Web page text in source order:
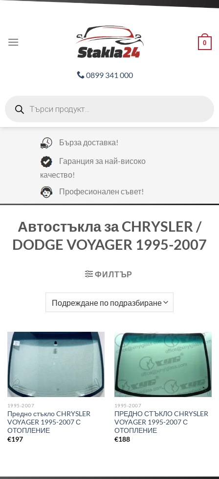
0
0899 341 000
search
Бърза доставка!
Гаранция за най-високо
качество!
Професионален съвет!
Автостъкла за CHRYSLER /
DODGE VOYAGER 1995-2007
ФИЛТЪР
1995-2007
Предно стъкло CHRYSLER
VOYAGER 1995-2007 С
ОТОПЛЕНИЕ
€197
1995-2007
ПРЕДНО СТЪКЛО CHRYSLER
VOYAGER 1995-2007 С
ОТОПЛЕНИЕ
€188